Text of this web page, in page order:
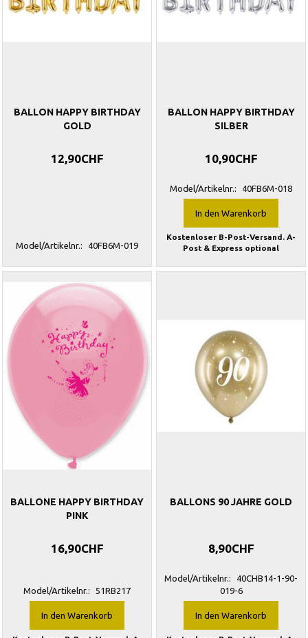
BALLON HAPPY BIRTHDAY
GOLD
12,90CHF
Model/Artikelnr.: 40FB6M-019
BALLON HAPPY BIRTHDAY
SILBER
10,90CHF
Model/Artikelnr.: 40FB6M-018
In den Warenkorb
Kostenloser B-Post-Versand. A-
Post & Express optional
BALLONE HAPPY BIRTHDAY
PINK
16,90CHF
Model/Artikelnr.: 51RB217
In den Warenkorb
BALLONS 90 JAHRE GOLD
8,90CHF
Model/Artikelnr.:
40CHB14-1-90-
019-6
In den Warenkorb